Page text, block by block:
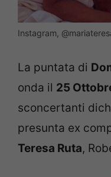
Instagram,
La puntata di
onda il 25
sconcertanti
presunta ex
Teresa Ruta,